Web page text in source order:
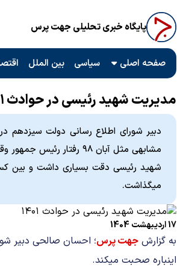
پایگاه خبری تحلیلی جهت پرس
صفحه اصلی سیاسی بین الملل
مدیریت شهید رئیسی در حوادث ۱۴۰۱
دبیر شورای اطلاع رسانی دولت سیزدهم در
شهید رئیسی دقت بسیاری داشت و بین
میگذاشت.
17 اردیبهشت 1404
به گزارشجهت پرس؛ احسان صالحی دبیر
اینباره صحبت میکند.